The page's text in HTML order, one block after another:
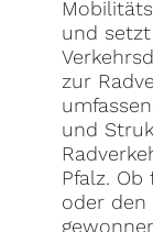
und
zur
und
Pfalz.
oder den